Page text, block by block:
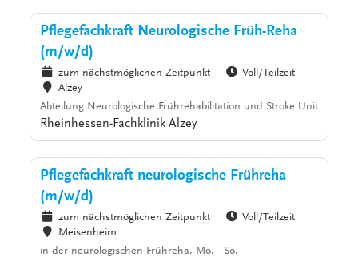
Pflegefachkraft Neurologische Früh-Reha
(m/w/d)
zum nächstmöglichen Zeitpunkt
Voll/Teilzeit
Alzey
Abteilung Neurologische Frührehabilitation und Stroke Unit
Rheinhessen-Fachklinik Alzey
Pflegefachkraft neurologische Frühreha
(m/w/d)
zum nächstmöglichen Zeitpunkt
Voll/Teilzeit
Meisenheim
in der neurologischen Frühreha. Mo. - So.